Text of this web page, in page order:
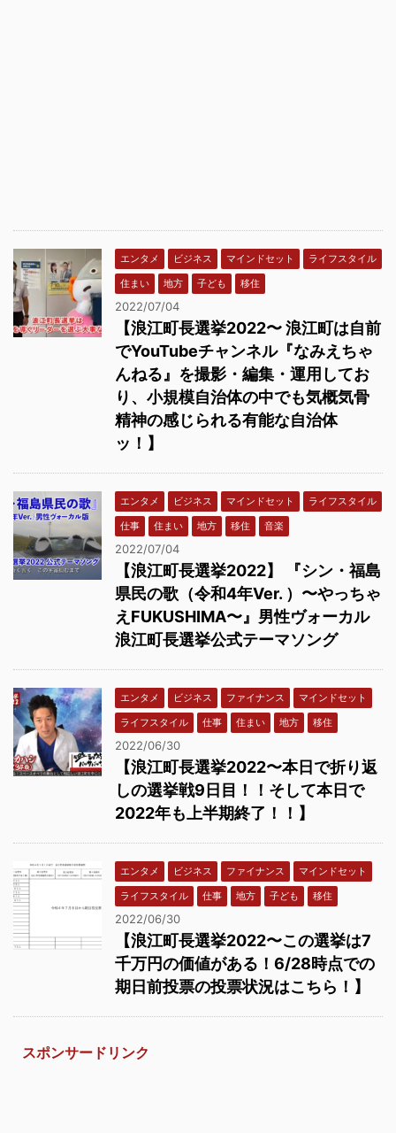
エンタメ ビジネス マインドセット
ライフスタイル
住まい
地方 子ども 移住
2022/07/04
【浪江町長選挙2022〜 浪江町は自前
でYouTubeチャンネル『なみえちゃ
んねる』を撮影・編集・運用してお
り、小規模自治体の中でも気概気骨
精神の感じられる有能な自治体
ッ！】
エンタメ ビジネス マインドセット
ライフスタイル
仕事
住まい 地方 移住 音楽
2022/07/04
【浪江町長選挙2022】 『シン・福島
県民の歌（令和4年Ver. ）〜やっちゃ
えFUKUSHIMA〜』男性ヴォーカル
浪江町長選挙公式テーマソング
エンタメ ビジネス ファイナンス
マインドセット
ライフスタイル
仕事 住まい 地方 移住
2022/06/30
【浪江町長選挙2022〜本日で折り返
しの選挙戦9日目！！そして本日で
2022年も上半期終了！！】
エンタメ ビジネス ファイナンス
マインドセット
ライフスタイル
仕事 地方 子ども 移住
2022/06/30
【浪江町長選挙2022〜この選挙は7
千万円の価値がある！6/28時点での
期日前投票の投票状況はこちら！】
スポンサードリンク